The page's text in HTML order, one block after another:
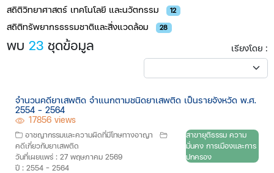
สถิติวิทยาศาสตร์ เทคโนโลยี และนวัตกรรม 12
สถิติทรัพยากรธรรมชาติและสิ่งแวดล้อม 28
พบ 23ชุดข้อมูล เรียงโดย :
จำนวนคดียาเสพติด จำแนกตามชนิดยาเสพติด เป็นรายจังหวัด พ.ศ.
2554 - 2564
17856 views
อาชญากรรมและความผิดที่มีโทษทางอาญา
คดีเกี่ยวกับยาเสพติด
วันที่เผยแพร่ : 27 พฤษภาคม 2569
ปี : 2554 - 2564
สาขายุติธรรม ความ
มั่นคง การเมืองและการ
ปกครอง